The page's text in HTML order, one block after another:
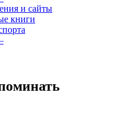
и сайты
книги